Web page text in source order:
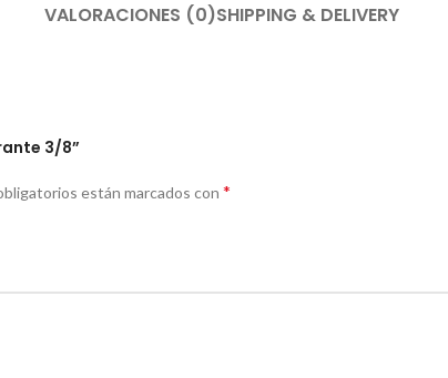
VALORACIONES (0)SHIPPING & DELIVERY
3/8”
están marcados con *